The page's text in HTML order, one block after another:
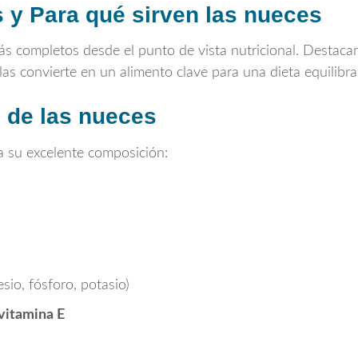
Para qué sirven las nueces
completos desde el punto de vista nutricional.
convierte en un alimento clave para una dieta
las nueces
su excelente composición:
fósforo, potasio)
E